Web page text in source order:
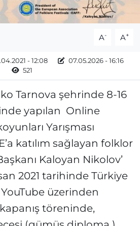
A- A+
- 12:08
07.05.2026 - 16:16
521
Tarnova şehrinde 8-16
yapılan Online
Yarışması
katılım sağlayan folklor
Kaloyan Nikolov’
2021 tarihinde Türkiye
üzerinden
töreninde,